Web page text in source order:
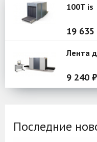
100T is
19 635
Лента
9 240 ₽
Последние